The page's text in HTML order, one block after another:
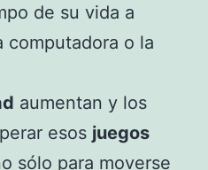
de su vida a
computadora o la
aumentan y los
esos juegos
sólo para moverse